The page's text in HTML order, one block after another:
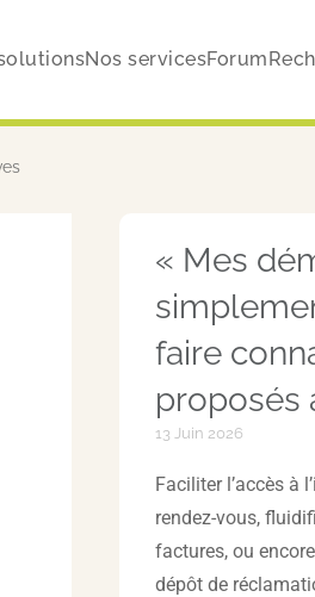
Nos servicesForum
« Mes
faire
proposés
13 Juin 2026
Faciliter l’accès à
rendez-vous,
factures, ou
dépôt de